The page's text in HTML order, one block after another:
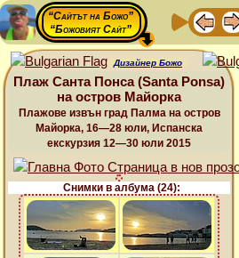
“Сайтът на Божо”
“Божовият Сайт”
Дизайнер Божо
Плаж Санта Понса (Santa Ponsa)
на остров Майорка
Плажове извън град Палма на остров
Майорка, 16—28 юли, Испанска
екскурзия 12—30 юли 2015
Снимки в албума (24):